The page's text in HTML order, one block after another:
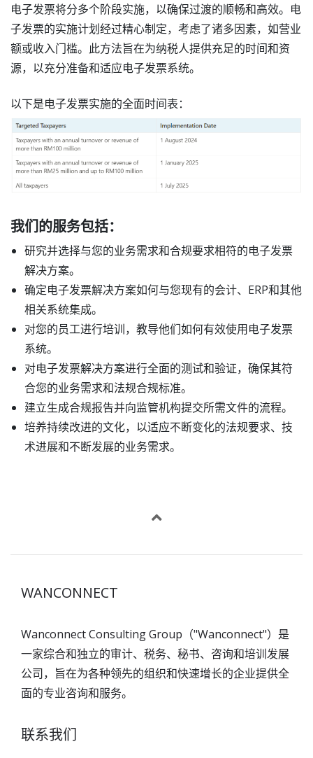
电子发票将分多个阶段实施，以确保过渡的顺畅和高效。电
子发票的实施计划经过精心制定，考虑了诸多因素，如营业
额或收入门槛。此方法旨在为纳税人提供充足的时间和资
源，以充分准备和适应电子发票系统。
以下是电子发票实施的全面时间表：
我们的服务包括：
研究并选择与您的业务需求和合规要求相符的电子发票
解决方案。
确定电子发票解决方案如何与您现有的会计、ERP和其他
相关系统集成。
对您的员工进行培训，教导他们如何有效使用电子发票
系统。
对电子发票解决方案进行全面的测试和验证，确保其符
合您的业务需求和法规合规标准。
建立生成合规报告并向监管机构提交所需文件的流程。
培养持续改进的文化，以适应不断变化的法规要求、技
术进展和不断发展的业务需求。
WANCONNECT
Wanconnect Consulting Group（"Wanconnect"）是
一家综合和独立的审计、税务、秘书、咨询和培训发展
公司，旨在为各种领先的组织和快速增长的企业提供全
面的专业咨询和服务。
联系我们